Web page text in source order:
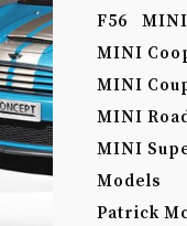
F56
MINI
MINI
MINI
MINI
MINI
Models
Patrick